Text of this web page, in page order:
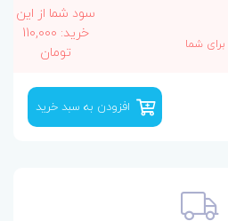
شما
سود شما از این
خرید: 110,000
تومان
افزودن به سبد خرید